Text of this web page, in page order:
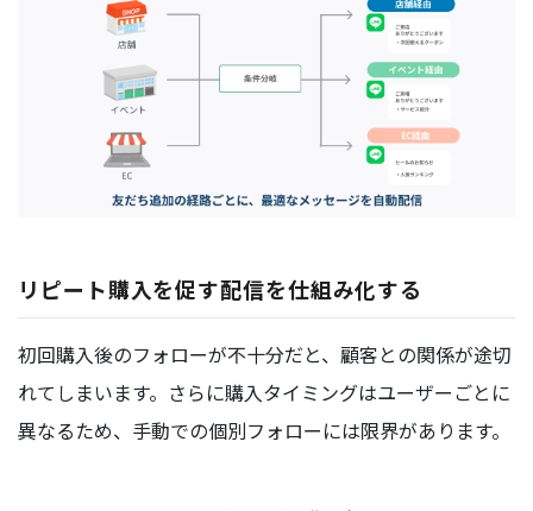
リピート購入を促す配信を仕組み化する
初回購入後のフォローが不十分だと、顧客との関係が途切
れてしまいます。さらに購入タイミングはユーザーごとに
異なるため、手動での個別フォローには限界があります。